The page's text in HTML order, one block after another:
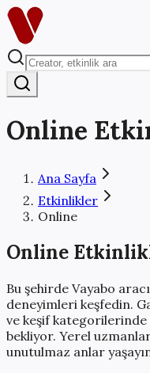
Online
Ana Sayfa
Etkinlikler
Online
Online
Bu şehirde Vayabo
deneyimleri keşfedin.
ve keşif
bekliyor. Yerel
unutulmaz anlar